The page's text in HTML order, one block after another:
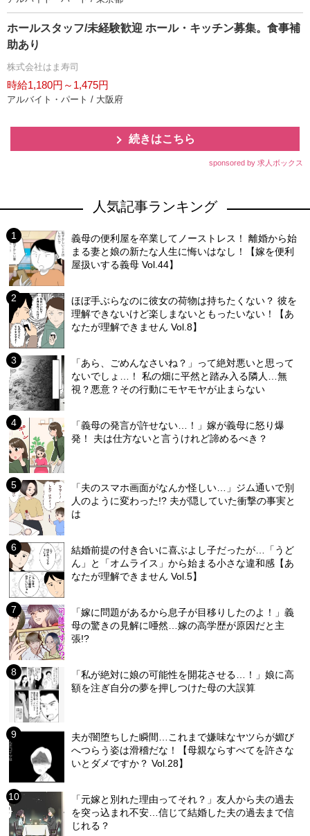
ホールスタッフ/未経験歓迎 ホール・キッチン募集。食事補
助あり
株式会社はま寿司
時給1,180円～1,475円
アルバイト・パート / 大阪府
続きはこちら
sponsored by 求人ボックス
人気記事ランキング
義母の便利屋を卒業してノーストレス！ 離婚から始
まる妻と娘の新たな人生に悔いはなし！【嫁を便利
屋扱いする義母 Vol.44】
ほぼ手ぶらなのに彼女の荷物は持ちたくない？ 彼を
理解できないけど楽しまないともったいない！【あ
なたが理解できません Vol.8】
「あら、ごめんなさいね？」って絶対悪いと思って
ないでしょ…！ 私の畑に平然と踏み入る隣人…無
視？悪意？その行動にモヤモヤが止まらない
「義母の発言が許せない…！」嫁が義母に怒り爆
発！ 夫は仕方ないと言うけれど諦めるべき？
「夫のスマホ画面がなんか怪しい…」ジム通いで別
人のように変わった!? 夫が隠していた衝撃の事実と
は
結婚前提の付き合いに喜ぶよし子だったが…「うど
ん」と「オムライス」から始まる小さな違和感【あ
なたが理解できません Vol.5】
「嫁に問題があるから息子が目移りしたのよ！」義
母の驚きの見解に唖然…嫁の高学歴が原因だと主
張!?
「私が絶対に娘の可能性を開花させる…！」娘に高
額を注ぎ自分の夢を押しつけた母の大誤算
夫が闇堕ちした瞬間…これまで嫌味なヤツらが媚び
へつらう姿は滑稽だな！【母親ならすべてを許さな
いとダメですか？ Vol.28】
「元嫁と別れた理由ってそれ？」友人から夫の過去
を突っ込まれ不安…信じて結婚した夫の過去まで信
じれる？